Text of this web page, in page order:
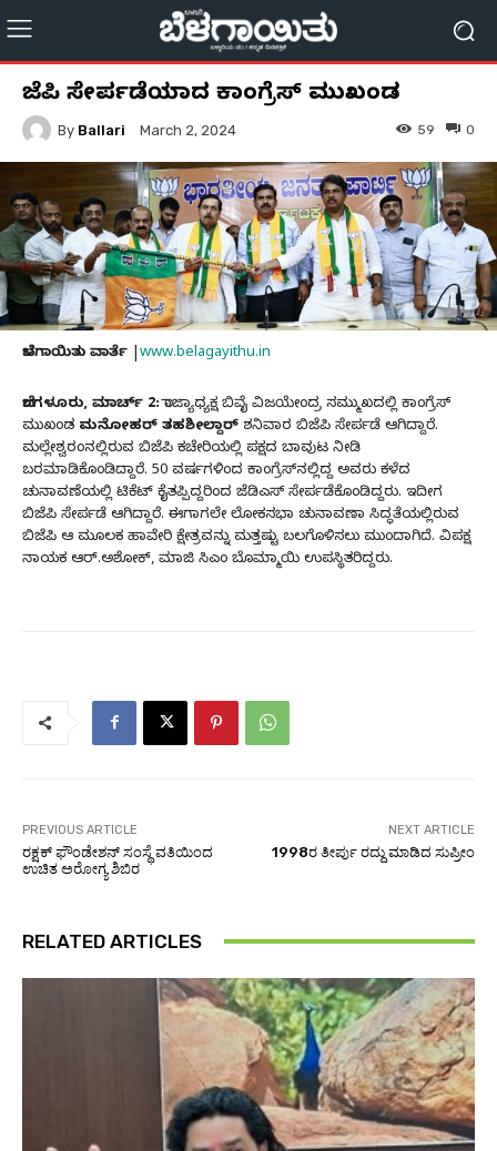
ಬಿಜೆಪಿ ಸೇರ್ಪಡೆಯಾದ ಕಾಂಗ್ರೆಸ್ ಮುಖಂಡ
By Ballari March 2, 2024 0
59
ಬೆಳಗಾಯಿತು ವಾರ್ತೆ www.belagayithu.in
ಬೆಂಗಳೂರು, ಮಾರ್ಚ್​ 2:ರಾಜ್ಯಾಧ್ಯಕ್ಷ ಬಿವೈ ವಿಜಯೇಂದ್ರ ಸಮ್ಮುಖದಲ್ಲಿ ಕಾಂಗ್ರೆಸ್
ಮುಖಂಡ ಮನೋಹರ್ ತಹಶೀಲ್ದಾರ್ ​ ಶನಿವಾರ​ ಬಿಜೆಪಿ ಸೇರ್ಪಡೆ ಆಗಿದ್ದಾರೆ.
ಮಲ್ಲೇಶ್ವರಂನಲ್ಲಿರುವ ಬಿಜೆಪಿ ಕಚೇರಿಯಲ್ಲಿ ಪಕ್ಷದ ಬಾವುಟ ನೀಡಿ
ಬರಮಾಡಿಕೊಂಡಿದ್ದಾರೆ. 50 ವರ್ಷಗಳಿಂದ ಕಾಂಗ್ರೆಸ್​ನಲ್ಲಿದ್ದ ಅವರು ಕಳೆದ
ಚುನಾವಣೆಯಲ್ಲಿ ಟಿಕೆಟ್‌ ಕೈತಪ್ಪಿದ್ದರಿಂದ ಜೆಡಿಎಸ್‌ ಸೇರ್ಪಡೆಕೊಂಡಿದ್ದರು. ಇದೀಗ
ಬಿಜೆಪಿ ಸೇರ್ಪಡೆ ಆಗಿದ್ದಾರೆ. ಈಗಾಗಲೇ ಲೋಕಸಭಾ ಚುನಾವಣಾ ಸಿದ್ಧತೆಯಲ್ಲಿರುವ
ಬಿಜೆಪಿ ಆ ಮೂಲಕ ಹಾವೇರಿ ಕ್ಷೇತ್ರವನ್ನು ಮತ್ತಷ್ಟು ಬಲಗೊಳಿಸಲು ಮುಂದಾಗಿದೆ. ವಿಪಕ್ಷ
ನಾಯಕ ಆರ್.ಅಶೋಕ್, ಮಾಜಿ ಸಿಎಂ ಬೊಮ್ಮಾಯಿ ಉಪಸ್ಥಿತರಿದ್ದರು.
PREVIOUS ARTICLE
ರಕ್ಷಕ್ ಫೌಂಡೇಶನ್ ಸಂಸ್ಥೆ ವತಿಯಿಂದ
ಉಚಿತ ಅರೋಗ್ಯ ಶಿಬಿರ
NEXT ARTICLE
1998ರ ತೀರ್ಪು ರದ್ದು ಮಾಡಿದ ಸುಪ್ರೀಂ
RELATED ARTICLES